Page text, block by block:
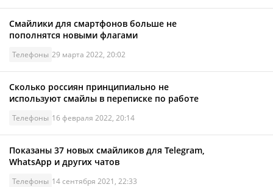
Смайлики для смартфонов больше не
пополнятся новыми флагами
Телефоны 29 марта 2022, 20:02
Сколько россиян принципиально не
используют смайлы в переписке по работе
Телефоны 16 февраля 2022, 20:14
Показаны 37 новых смайликов для Telegram,
WhatsApp и других чатов
Телефоны 14 сентября 2021, 22:33